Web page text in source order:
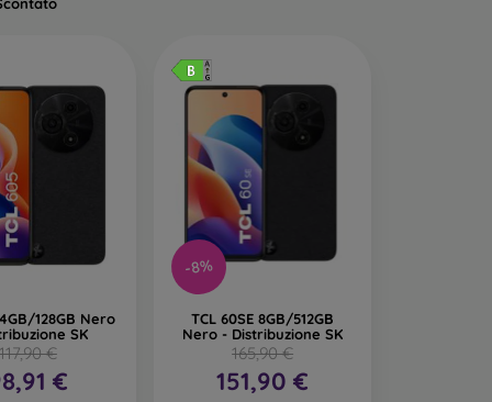
128GB Nero
SK
117,90 €
€
-8%
TCL 60SE 8GB/512GB
Nero - Distribuzione SK
165,90 €
151,90 €